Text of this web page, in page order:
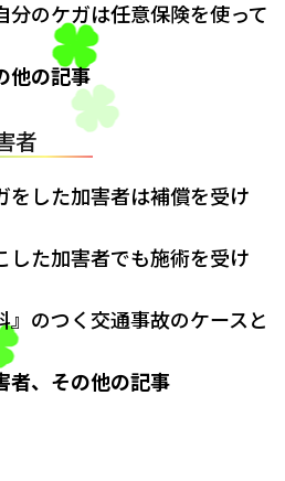
分のケガは任意保険を使って
他の記事
者
をした加害者は補償を受け
した加害者でも施術を受け
』のつく交通事故のケースと
者、その他の記事